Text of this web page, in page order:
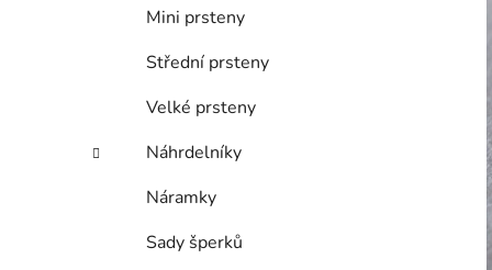
l
Mini prsteny
Střední prsteny
Velké prsteny
Náhrdelníky
Náramky
Sady šperků